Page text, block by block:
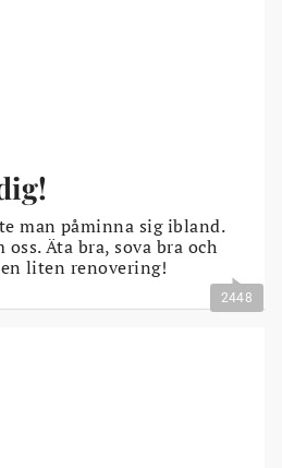
man påminna sig ibland.
Äta bra, sova bra och
en liten renovering!
2448